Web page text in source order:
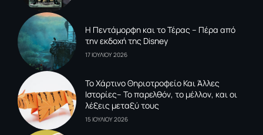
Η Πεντάμορφη και το Τέρας – Πέρα από
την εκδοχή της Disney
17 ΙΟΥΛΙΟΥ 2026
To Xάρτινο Θηριοτροφείο Και Άλλες
Ιστορίες– Το παρελθόν, το μέλλον, και οι
λέξεις μεταξύ τους
15 ΙΟΥΛΙΟΥ 2026